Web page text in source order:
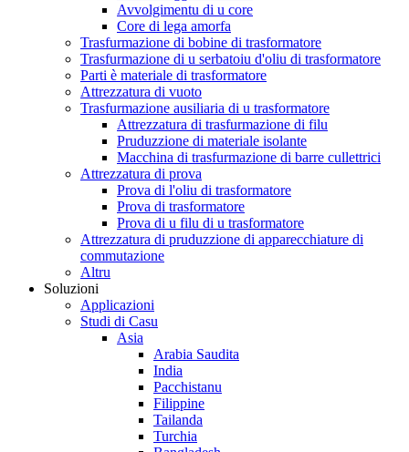
Avvolgimentu di u core
Core di lega amorfa
Trasfurmazione di bobine di trasformatore
Trasfurmazione di u serbatoiu d'oliu di trasformatore
Parti è materiale di trasformatore
Attrezzatura di vuoto
Trasfurmazione ausiliaria di u trasformatore
Attrezzatura di trasfurmazione di filu
Pruduzzione di materiale isolante
Macchina di trasfurmazione di barre cullettrici
Attrezzatura di prova
Prova di l'oliu di trasformatore
Prova di trasformatore
Prova di u filu di u trasformatore
Attrezzatura di pruduzzione di apparecchiature di
commutazione
Altru
Soluzioni
Applicazioni
Studi di Casu
Asia
Arabia Saudita
India
Pacchistanu
Filippine
Tailanda
Turchia